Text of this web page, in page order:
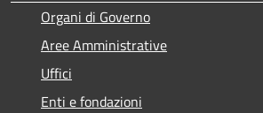
Organi di Governo
Aree Amministrative
Uffici
Enti e fondazioni